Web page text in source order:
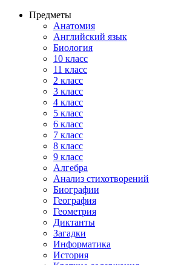
Предметы
Анатомия
Английский язык
Биология
10 класс
11 класс
2 класс
3 класс
4 класс
5 класс
6 класс
7 класс
8 класс
9 класс
Алгебра
Анализ стихотворений
Биографии
География
Геометрия
Диктанты
Загадки
Информатика
История